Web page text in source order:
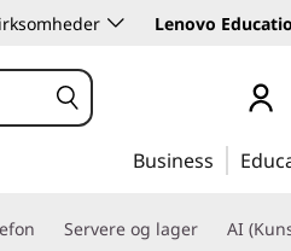
Lenovo
Business
Servere og lager AI